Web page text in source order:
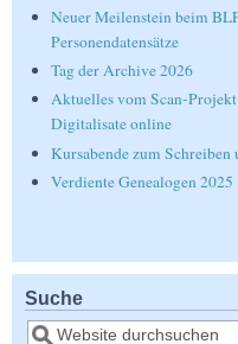
Neuer Meilenstein beim
Personendatensätze
Tag der Archive 2026
Aktuelles vom Scan-
Digitalisate online
Kursabende zum
Verdiente Genealogen 2025
Suche
Suche